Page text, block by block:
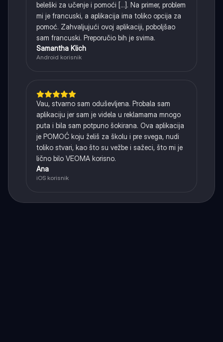
beleški za učenje i pomoći [...]. Na primer, problem
mi je francuski, a aplikacija ima toliko opcija za
pomoć. Zahvaljujući ovoj aplikaciji, poboljšao
sam francuski. Preporučio bih je svima.
Samantha Klich
Android korisnik
Vau, stvarno sam oduševljena. Probala sam
aplikaciju jer sam je videla u reklamama mnogo
puta i bila sam potpuno šokirana. Ova aplikacija
je POMOĆ koju želiš za školu i pre svega, nudi
toliko stvari, kao što su vežbe i sažeci, što mi je
lično bilo VEOMA korisno.
Ana
iOS korisnik